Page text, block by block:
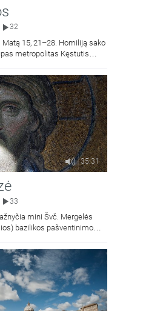
32
Matą 15, 21–28. Homiliją sako
metropolitas Kęstutis
35:31
33
mini Švč. Mergelės
bazilikos pašventinimo
Šiluvos Švč. Mergelės